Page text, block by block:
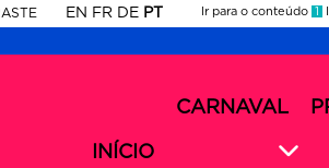
EN FR DE PT
Ir para o conteúdo 1
secundário
2026
INÍCIO
CARNAVAL